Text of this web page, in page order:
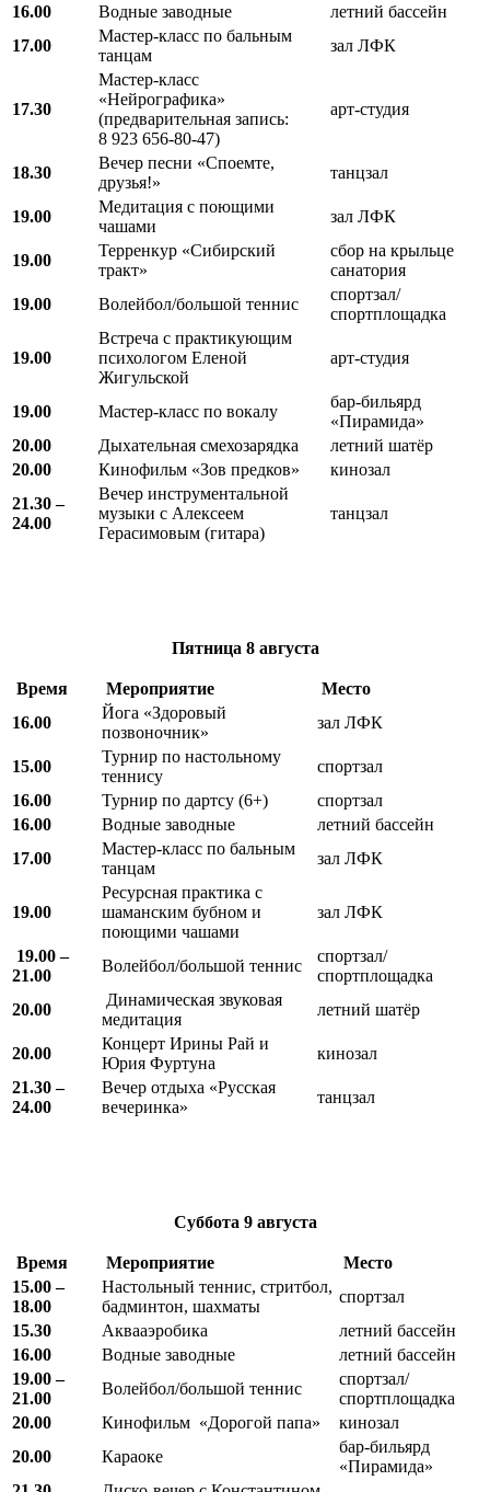
16.00
Водные заводные
летний бассейн
17.00
Мастер-класс по бальным
танцам
зал ЛФК
17.30
Мастер-класс
«Нейрографика»
(предварительная запись:
8 923 656-80-47)
арт-студия
18.30
Вечер песни «Споемте,
друзья!»
танцзал
19.00
Медитация с поющими
чашами
зал ЛФК
19.00
Терренкур «Сибирский
тракт»
сбор на крыльце
санатория
19.00
Волейбол/большой теннис
спортзал/
спортплощадка
19.00
Встреча с практикующим
психологом Еленой
Жигульской
арт-студия
19.00 Мастер-класс по вокалу
бар-бильярд
«Пирамида»
20.00
Дыхательная смехозарядка
летний шатёр
20.00
Кинофильм «Зов предков»
кинозал
21.30 –
24.00
Вечер инструментальной
музыки с Алексеем
Герасимовым (гитара)
танцзал
Пятница 8 августа
Время Мероприятие
Место
16.00
Йога «Здоровый
позвоночник»
зал ЛФК
15.00
Турнир по настольному
теннису
спортзал
16.00
Турнир по дартсу (6+)
спортзал
16.00
Водные заводные
летний бассейн
17.00
Мастер-класс по бальным
танцам
зал ЛФК
19.00
Ресурсная практика с
шаманским бубном и
поющими чашами
зал ЛФК
19.00 –
21.00
Волейбол/большой теннис
спортзал/
спортплощадка
20.00
Динамическая звуковая
медитация
летний шатёр
20.00
Концерт Ирины Рай и
Юрия Фуртуна
кинозал
21.30 –
24.00
Вечер отдыха «Русская
вечеринка»
танцзал
Суббота 9 августа
Время Мероприятие
Место
15.00 –
18.00
Настольный теннис, стритбол,
бадминтон, шахматы
спортзал
15.30
Аквааэробика
летний бассейн
16.00
Водные заводные
летний бассейн
19.00 –
21.00
Волейбол/большой теннис
спортзал/
спортплощадка
20.00
Кинофильм «Дорогой папа»
кинозал
20.00
Караоке
бар-бильярд
«Пирамида»